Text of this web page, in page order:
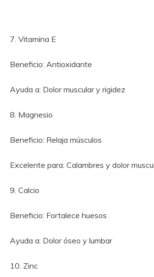
7. Vitamina E
Beneficio: Antioxidante
Ayuda a: Dolor muscular y rigidez
8. Magnesio
Beneficio: Relaja músculos
Excelente para: Calambres y dolor
9. Calcio
Beneficio: Fortalece huesos
Ayuda a: Dolor óseo y lumbar
10. Zinc